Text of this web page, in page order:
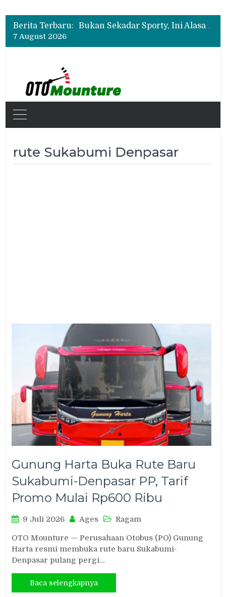
Berita Terbaru:
Suzuki XL7 Terbaru Jadi Favorit Test Drive di GIIAS 2026, Ini Fitur yang Paling Dipuji
Bukan Sekadar Sporty, Ini Alasan Suzuki Fronx SGX Hybrid Kuro Layak Dilirik
Suzuki XL7 Terbaru Jadi Favorit Test Drive di GIIAS 2026, Ini Fitur yang Paling Dipuji
7 August 2026
rute Sukabumi Denpasar
Gunung Harta Buka Rute Baru
Sukabumi-Denpasar PP, Tarif
Promo Mulai Rp600 Ribu
9 Juli 2026 Ages Ragam
OTO Mounture — Perusahaan Otobus (PO) Gunung
Harta resmi membuka rute baru Sukabumi-
Denpasar pulang pergi…
Baca selengkapnya